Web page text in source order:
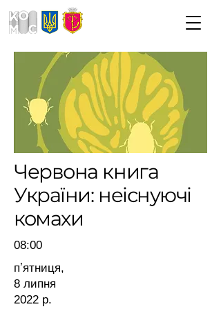
Червона книга
України: неіснуючі
комахи
08:00
пʼятниця,
8 липня
2022 р.